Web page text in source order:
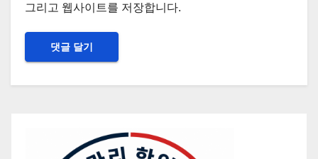
그리고 웹사이트를 저장합니다.